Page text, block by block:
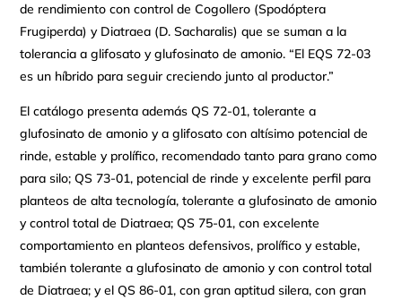
de rendimiento con control de Cogollero (Spodóptera
Frugiperda) y Diatraea (D. Sacharalis) que se suman a la
tolerancia a glifosato y glufosinato de amonio. “El EQS 72-03
es un híbrido para seguir creciendo junto al productor.”
El catálogo presenta además QS 72-01, tolerante a
glufosinato de amonio y a glifosato con altísimo potencial de
rinde, estable y prolífico, recomendado tanto para grano como
para silo; QS 73-01, potencial de rinde y excelente perfil para
planteos de alta tecnología, tolerante a glufosinato de amonio
y control total de Diatraea; QS 75-01, con excelente
comportamiento en planteos defensivos, prolífico y estable,
también tolerante a glufosinato de amonio y con control total
de Diatraea; y el QS 86-01, con gran aptitud silera, con gran